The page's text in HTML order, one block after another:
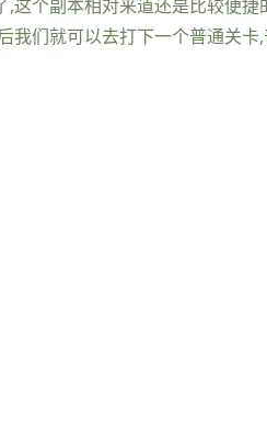
这个副本相对来道还是比较便
我们就可以去打下一个普通关